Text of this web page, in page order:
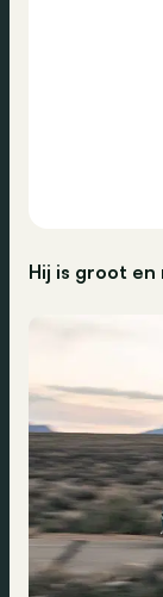
Hij is groot en